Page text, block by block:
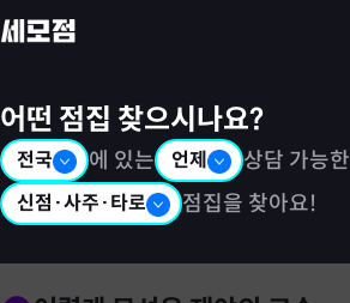
어떤 점집 찾으시나요?
전국 에 있는 언제 상담 가능한
신점·사주·타로 점집을 찾아요!